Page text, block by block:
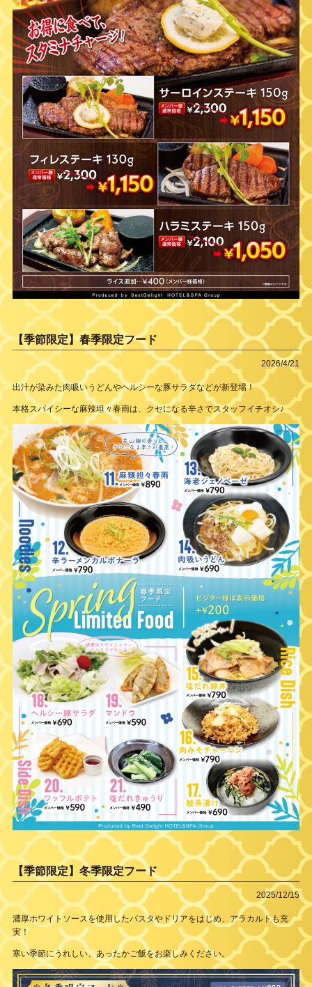
【季節限定】春季限定フード
2026/4/21
出汁が染みた肉吸いうどんやヘルシーな豚サラダなどが新登場！
本格スパイシーな麻辣坦々春雨は、クセになる辛さでスタッフイチオシ♪
【季節限定】冬季限定フード
2025/12/15
濃厚ホワイトソースを使用したパスタやドリアをはじめ、アラカルトも充
実！
寒い季節にうれしい、あったかご飯をお楽しみください。